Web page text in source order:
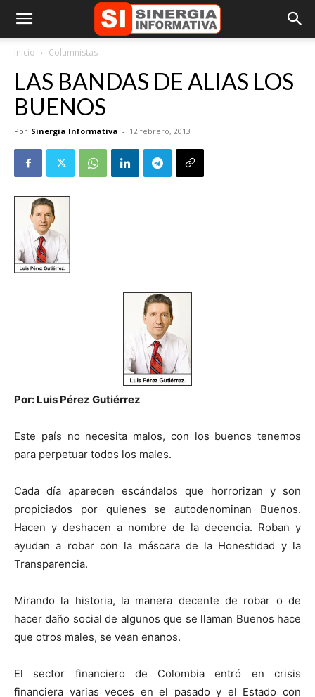
Inicio Columnistas
LAS BANDAS DE ALIAS LOS
BUENOS
Por Sinergia Informativa - 12 febrero, 2013
Por: Luis Pérez Gutiérrez
Este país no necesita malos, con los buenos tenemos
para perpetuar todos los males.
Cada día aparecen escándalos que horrorizan y son
propiciados por quienes se autodenominan Buenos.
Hacen y deshacen a nombre de la decencia. Roban y
ayudan a robar con la máscara de la Honestidad y la
Transparencia.
Mirando la historia, la manera decente de robar o de
hacer daño social de algunos que se llaman Buenos hace
que otros males, se vean enanos.
El sector financiero de Colombia entró en crisis
financiera varias veces en el pasado y el Estado con